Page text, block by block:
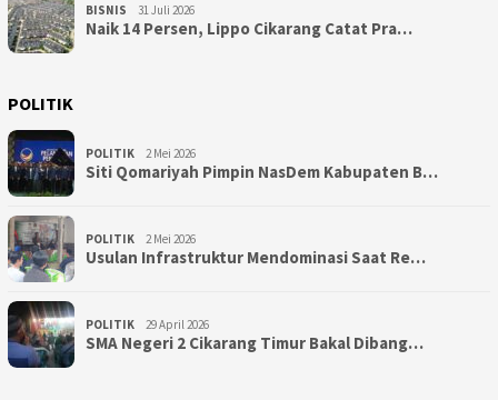
BISNIS 31 Juli 2026
Naik 14 Persen, Lippo Cikarang Catat Pra…
POLITIK
POLITIK 2 Mei 2026
Siti Qomariyah Pimpin NasDem Kabupaten B…
POLITIK 2 Mei 2026
Usulan Infrastruktur Mendominasi Saat Re…
POLITIK 29 April 2026
SMA Negeri 2 Cikarang Timur Bakal Dibang…